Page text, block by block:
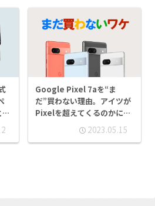
Google Pixel 7aを“ま
だ”買わない理由。アイツが
Pixelを超えてくるのかにか
2023.05.15